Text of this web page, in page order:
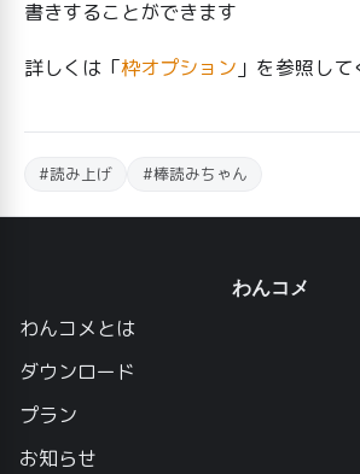
書きすることができます
詳しくは「枠オプション 」を参照し
#読み上げ #棒読みちゃん
わんコメ
わんコメとは
ダウンロード
プラン
お知らせ